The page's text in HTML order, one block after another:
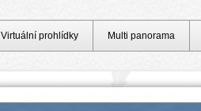
Virtuální prohlídky Multi panorama